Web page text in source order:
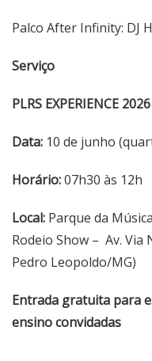
Palco After Infinity: DJ
Serviço
PLRS EXPERIENCE 2026
Data: 10 de junho
Horário:07h30 às 12h
Local: Parque da
Rodeio Show – Av. Via
Pedro Leopoldo/MG)
Entrada gratuita para
ensino convidadas